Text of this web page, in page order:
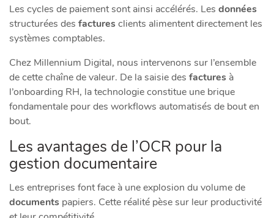
Les cycles de paiement sont ainsi accélérés. Les données
structurées des facturesclients alimentent directement les
systèmes comptables.
Chez Millennium Digital, nous intervenons sur l’ensemble
de cette chaîne de valeur. De la saisie des factures à
l’onboarding RH, la technologie constitue une brique
fondamentale pour des workflows automatisés de bout en
bout.
Les avantages de l’OCR pour la
gestion documentaire
Les entreprises font face à une explosion du volume de
documents papiers. Cette réalité pèse sur leur productivité